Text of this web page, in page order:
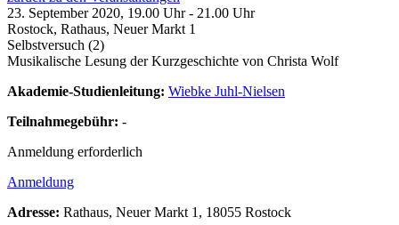
23. September 2020, 19.00 Uhr - 21.00 Uhr
Rostock, Rathaus, Neuer Markt 1
Selbstversuch (2)
Musikalische Lesung der Kurzgeschichte von Christa Wolf
Akademie-Studienleitung: Wiebke Juhl-Nielsen
Teilnahmegebühr: -
Anmeldung erforderlich
Anmeldung
Adresse: Rathaus, Neuer Markt 1, 18055 Rostock